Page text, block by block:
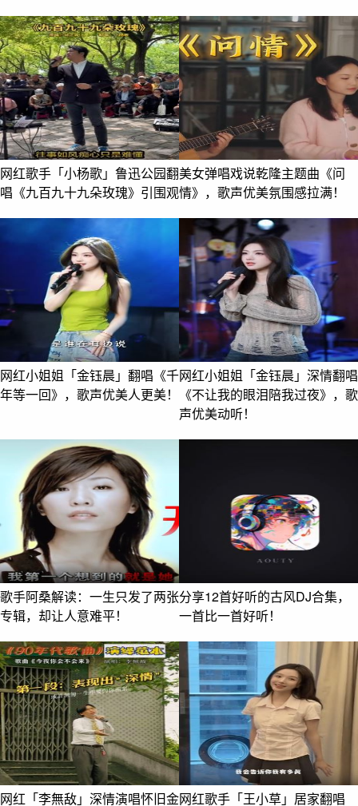
网红歌手「小杨歌」鲁迅公园翻
唱《九百九十九朵玫瑰》引围观
美女弹唱戏说乾隆主题曲《问
情》，歌声优美氛围感拉满！
网红小姐姐「金钰晨」翻唱《千
年等一回》，歌声优美人更美！
网红小姐姐「金钰晨」深情翻唱
《不让我的眼泪陪我过夜》，歌
声优美动听！
歌手阿桑解读：一生只发了两张
专辑，却让人意难平！
分享12首好听的古风DJ合集，
一首比一首好听！
网红「李無敌」深情演唱怀旧金网红歌手「王小草」居家翻唱